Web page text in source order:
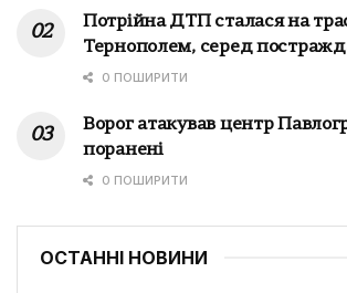
Потрійна ДТП сталася на
Тернополем, серед
0 ПОШИРИТИ
Ворог атакував центр
поранені
0 ПОШИРИТИ
ОСТАННІ НОВИНИ